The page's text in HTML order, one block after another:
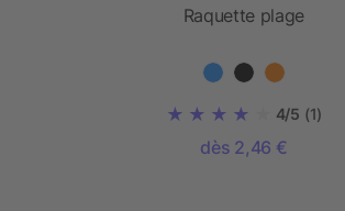
Raquette plage
4/5 (1)
dès 2,46 €